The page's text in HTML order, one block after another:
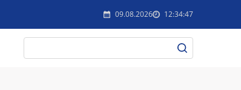
09.08.2026 12:34:47